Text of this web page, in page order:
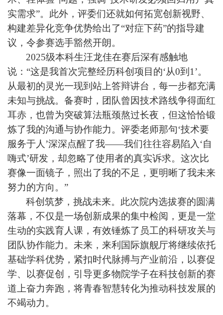
实需求”。此外，评委们还就如何拓宽创新视野、
构建差异化竞争优势给出了“对症下药”的指导建
议，令参赛选手豁然开朗。
2025级本科生汪龙佳在赛后深有感触地
说：“这是我首次完整经历科创项目的‘从0到1’。
从最初的灵光一现到站上答辩讲台，每一步都充满
未知与挑战。备赛时，团队曾因技术路线争得面红
耳赤，也曾为突破算法瓶颈熬过长夜，但这恰恰锻
炼了我的沟通与协作能力。评委老师那句‘技术要
服务于人’深深点醒了我——我们往往容易陷入‘自
嗨式’研发，却忽略了使用者的真实诉求。这次比
赛像一面镜子，照出了我的不足，更明晰了我未来
努力的方向。”
科创筑梦，挑战未来。此次院内选拔赛的圆满
落幕，不仅是一场创新成果的集中检阅，更是一堂
生动的实践育人课，有效锤炼了员工的科研攻关与
团队协作能力。未来，来利国际旗舰厅将继续依托
基础学科优势，紧扣时代脉搏与产业前沿，以赛促
学、以赛促创，引导更多物院学子在科技创新的赛
道上奋力奔跑，将青春智慧转化为推动科技发展的
不竭动力。